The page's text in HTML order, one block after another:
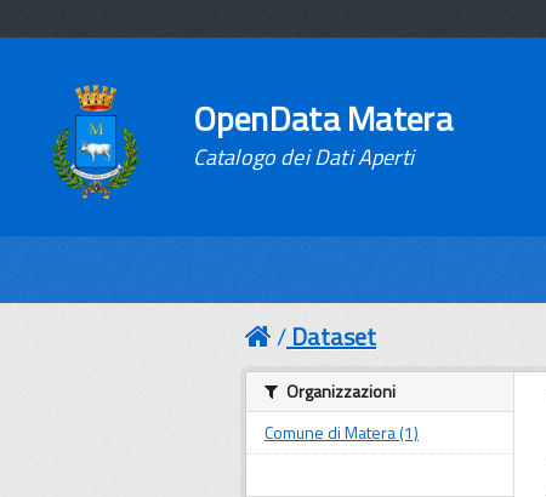
OpenData Matera
Catalogo dei Dati Aperti
Dataset
Organizzazioni
Comune di Matera (1)